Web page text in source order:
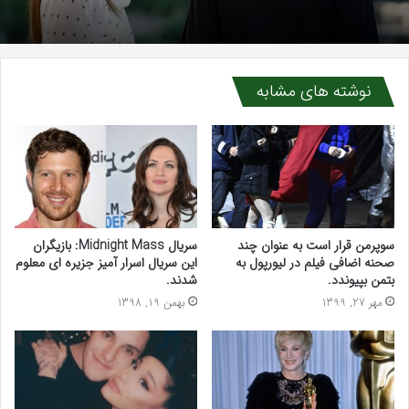
نوشته های مشابه
سوپرمن قرار است به عنوان چند
صحنه اضافی فیلم در لیورپول به
بتمن بپیوندد.
مهر 27, 1399
سریال Midnight Mass: بازیگران
این سریال اسرار آمیز جزیره ای معلوم
شدند.
بهمن 19, 1398